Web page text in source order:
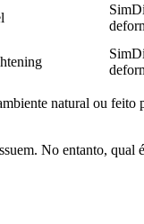
natural ou feito
No entanto,